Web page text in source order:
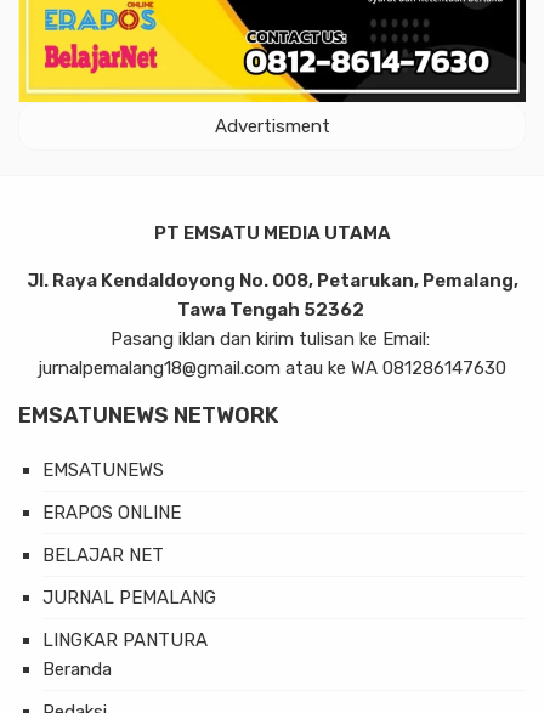
Advertisment
PT EMSATU MEDIA UTAMA
Jl. Raya Kendaldoyong No. 008, Petarukan, Pemalang,
Tawa Tengah 52362
Pasang iklan dan kirim tulisan ke Email:
jurnalpemalang18@gmail.com atau ke WA 081286147630
EMSATUNEWS NETWORK
EMSATUNEWS
ERAPOS ONLINE
BELAJAR NET
JURNAL PEMALANG
LINGKAR PANTURA
Beranda